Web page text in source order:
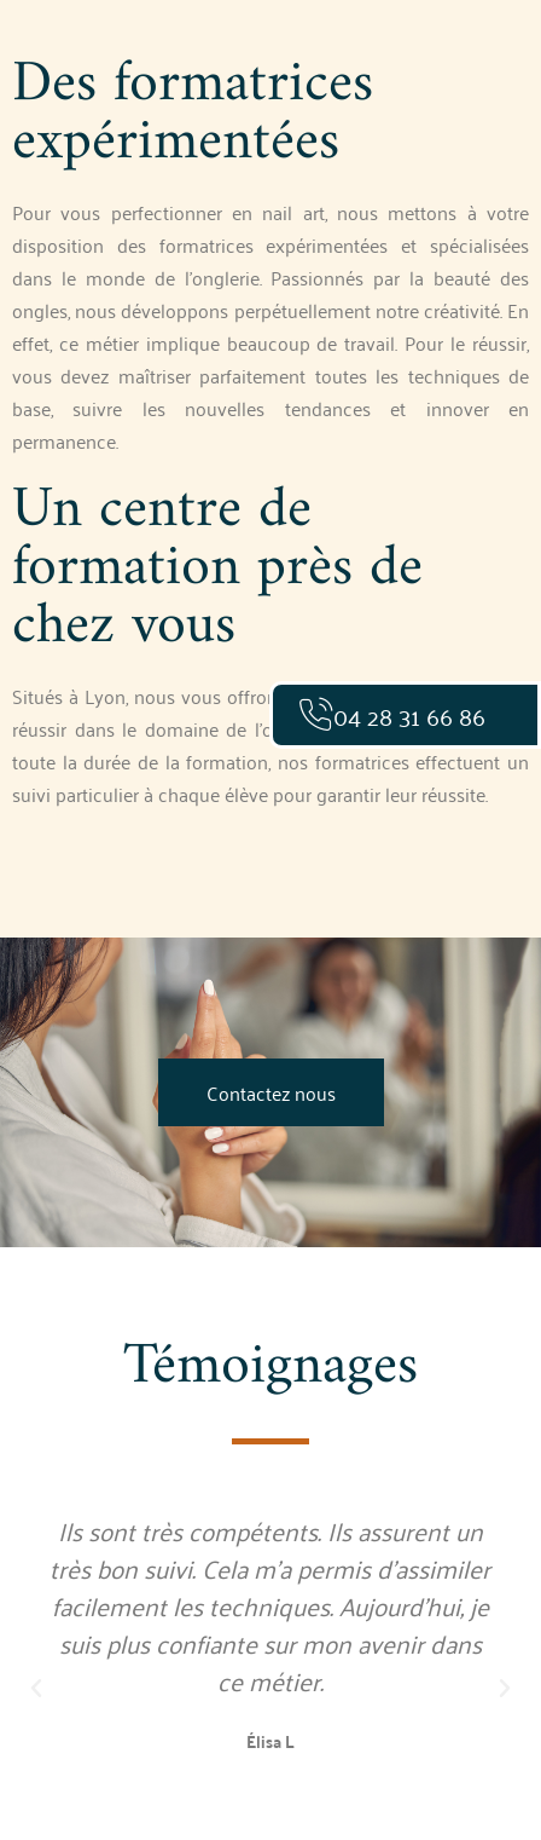
Des formatrices
expérimentées
Pour vous perfectionner en nail art, nous mettons à votre
disposition des formatrices expérimentées et spécialisées
dans le monde de l’onglerie. Passionnés par la beauté des
ongles, nous développons perpétuellement notre créativité. En
effet, ce métier implique beaucoup de travail. Pour le réussir,
vous devez maîtriser parfaitement toutes les techniques de
base, suivre les nouvelles tendances et innover en
permanence.
Un centre de
formation près de
chez vous
Situés à Lyon, nous vous offrons une formation adaptée pour
réussir dans le domaine de l’onglerie et du nail art. Pendant
toute la durée de la formation, nos formatrices effectuent un
suivi particulier à chaque élève pour garantir leur réussite.
Contactez nous
Témoignages
Ils sont très compétents. Ils assurent un
très bon suivi. Cela m’a permis d’assimiler
facilement les techniques. Aujourd’hui, je
suis plus confiante sur mon avenir dans
ce métier.
Élisa L
04 28 31 66 86